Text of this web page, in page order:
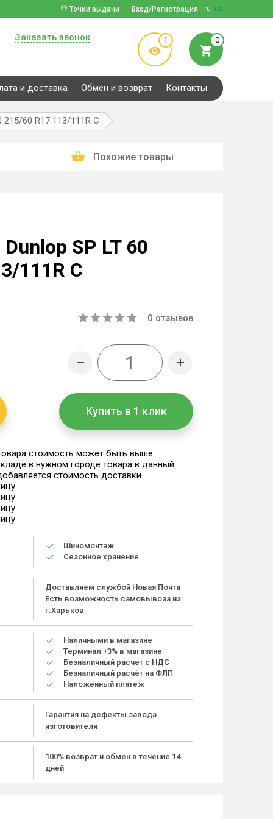
ru ua
Вход/Регистрация
Точки выдачи
Заказать звонок 1 0
и доставка Обмен и возврат Контакты
60 R17 113/111R C
Похожие товары
SP LT 60
111R C
0 отзывов
Купить в 1 клик
стоимость может быть выше
в нужном городе товара в данный
стоимость доставки.
Шиномонтаж
Сезонное хранение
Доставляем службой Новая Почта
Есть возможность самовывоза из
г.Харьков
Наличными в магазине
Терминал +3% в магазине
Безналичный расчет с НДС
Безналичный расчёт на ФЛП
Наложенный платеж
Гарантия на дефекты завода
изготовителя
100% возврат и обмен в течение 14
дней